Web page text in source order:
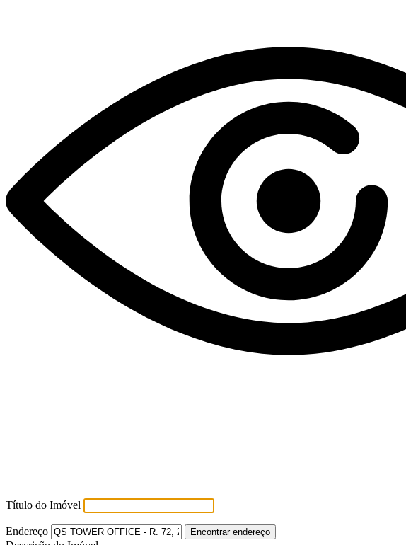
Título do Imóvel
Endereço Encontrar endereço